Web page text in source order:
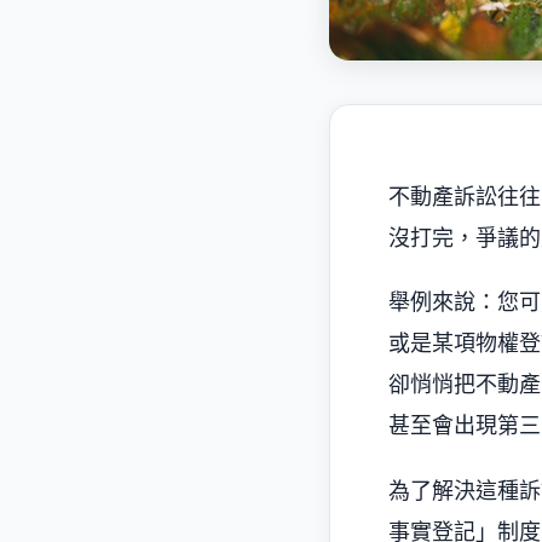
不動產訴訟往
沒打完，爭議
舉例來說：您
或是某項物權
卻悄悄把不動
甚至會出現第
為了解決這種
事實登記」制